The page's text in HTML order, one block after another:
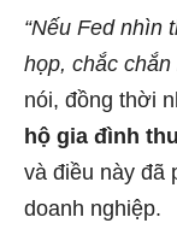
“Nếu Fed nhìn
họp, chắc chắn
nói, đồng thời
hộ gia đình
và điều này đã
doanh nghiệp.